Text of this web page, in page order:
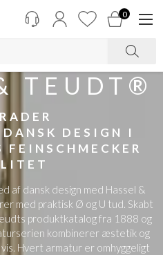
0
TEUDT®
DESIGN I
af dansk design med Hassel &
med praktisk Ø og U tud. Skabt
produktkatalog fra 1888 og
kombinerer æstetik og
Hvert armatur er omhyggeligt